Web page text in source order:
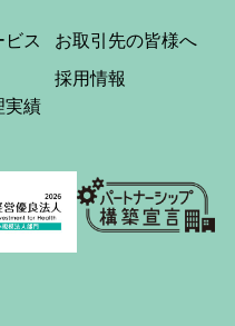
ビス
実績
お取引先の皆様へ
採用情報